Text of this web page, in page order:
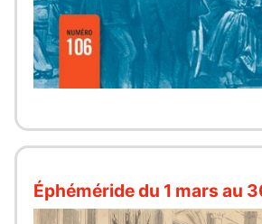
Éphéméride du 1 mars au